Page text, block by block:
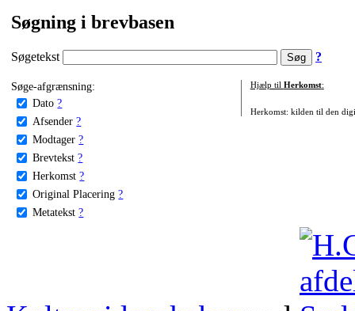
Søgning i brevbasen
Søgetekst ?
Søge-afgrænsning:
Dato ?
Afsender ?
Modtager ?
Brevtekst ?
Herkomst ?
Original Placering ?
Metatekst ?
Hjælp til Herkomst:
Herkomst: kilden til den